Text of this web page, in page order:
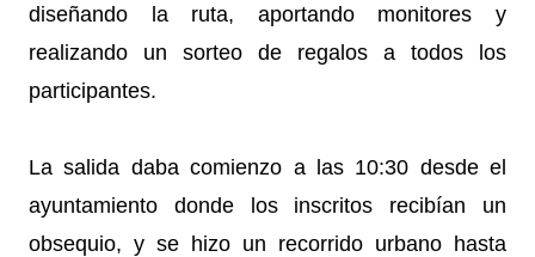
diseñando la ruta, aportando monitores y
realizando un sorteo de regalos a todos los
participantes.
La salida daba comienzo a las 10:30 desde el
ayuntamiento donde los inscritos recibían un
obsequio, y se hizo un recorrido urbano hasta